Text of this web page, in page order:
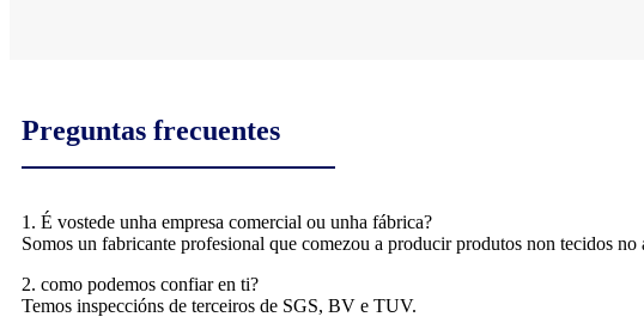
Preguntas frecuentes
1. É vostede unha empresa comercial ou unha fábrica?
Somos un fabricante profesional que comezou a producir produtos non tecidos
2. como podemos confiar en ti?
Temos inspeccións de terceiros de SGS, BV e TUV.